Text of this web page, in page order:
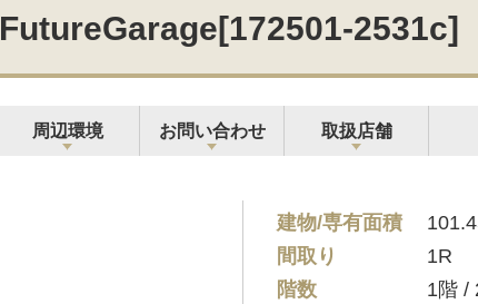
FutureGarage[172501-2531c]
周辺環境 お問い合わせ 取扱店舗
建物/専有面積
間取り
1R
階数
1階 /